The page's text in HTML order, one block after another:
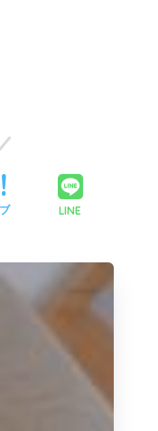
LINE